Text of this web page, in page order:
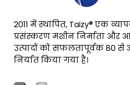
2011 में स्थापित, Taizy® एक
प्रसंस्करण मशीन निर्माता और
उत्पादों को सफलतापूर्वक 80 से
निर्यात किया गया है।